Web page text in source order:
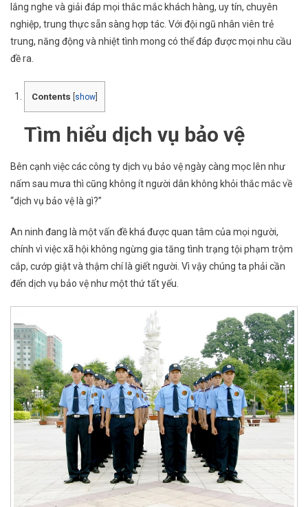
lắng nghe và giải đáp mọi thắc mắc khách hàng, uy tín, chuyên
nghiệp, trung thực sẵn sàng hợp tác. Với đội ngũ nhân viên trẻ
trung, năng động và nhiệt tình mong có thể đáp được mọi nhu cầu
đề ra.
Contents show
Tìm hiểu dịch vụ bảo vệ
Bên cạnh việc các công ty dịch vụ bảo vệ ngày càng mọc lên như
nấm sau mưa thì cũng không ít người dân không khỏi thắc mắc về
“dịch vụ bảo vệ là gì?”
An ninh đang là một vấn đề khá được quan tâm của mọi người,
chính vì việc xã hội không ngừng gia tăng tình trạng tội phạm trộm
cắp, cướp giật và thậm chí là giết người. Vì vậy chúng ta phải cần
đến dịch vụ bảo vệ như một thứ tất yếu.